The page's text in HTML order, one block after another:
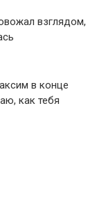
взглядом,
в конце
как тебя